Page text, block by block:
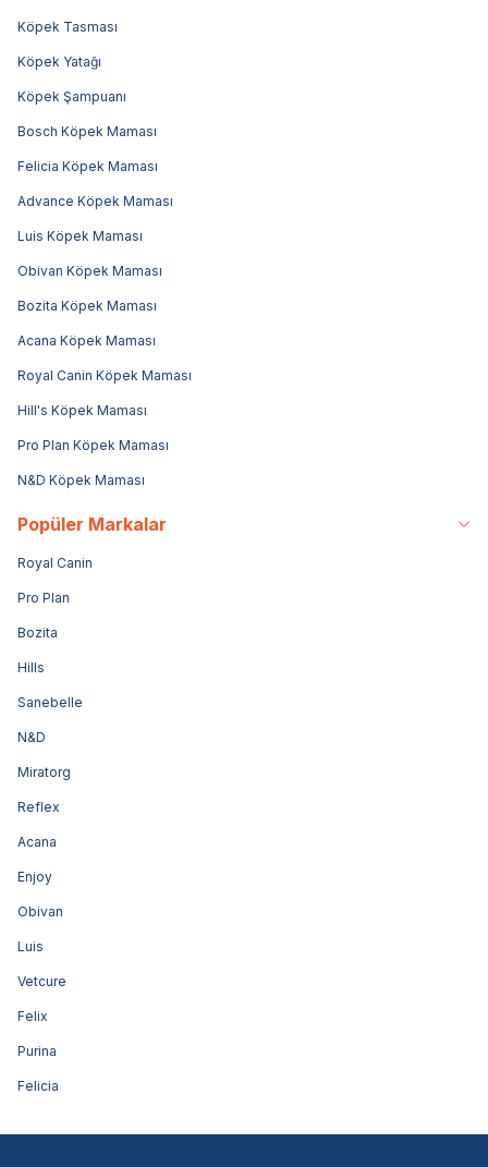
Köpek Tasması
Köpek Yatağı
Köpek Şampuanı
Bosch Köpek Maması
Felicia Köpek Maması
Advance Köpek Maması
Luis Köpek Maması
Obivan Köpek Maması
Bozita Köpek Maması
Acana Köpek Maması
Royal Canin Köpek Maması
Hill's Köpek Maması
Pro Plan Köpek Maması
N&D Köpek Maması
Popüler Markalar
Royal Canin
Pro Plan
Bozita
Hills
Sanebelle
N&D
Miratorg
Reflex
Acana
Enjoy
Obivan
Luis
Vetcure
Felix
Purina
Felicia